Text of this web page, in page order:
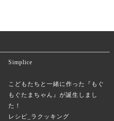
Simplice
こどもたちと一緒に作った『もぐ
もぐたまちゃん』が誕生しまし
た！
レシピ_ラクッキング